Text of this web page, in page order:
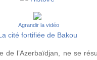
Agrandir la vidéo
cité fortifiée de Bakou
de l’Azerbaïdjan, ne se